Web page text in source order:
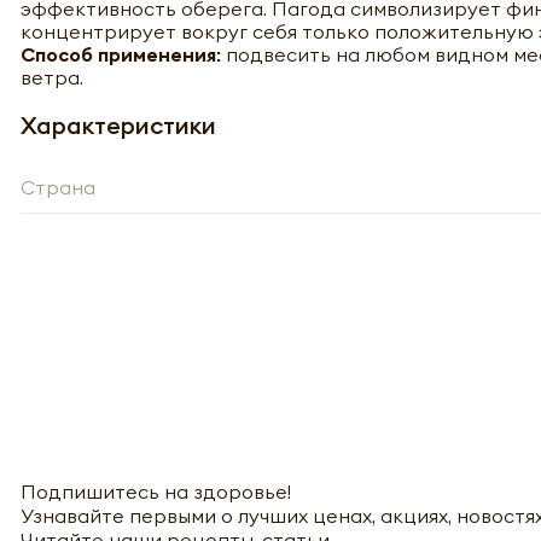
эффективность оберега. Пагода символизирует
концентрирует вокруг себя только положительную
Способ применения: подвесить на любом видном
ветра.
Характеристики
Страна
Подпишитесь на здоровье!
Узнавайте первыми о лучших ценах, акциях,
года
года